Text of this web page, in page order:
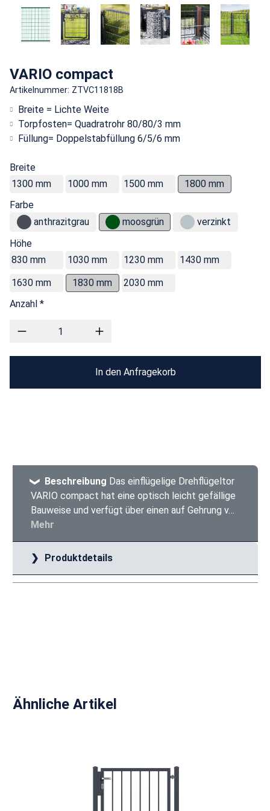
VARIO compact
Artikelnummer: ZTVC11818B
Breite = Lichte Weite
Torpfosten= Quadratrohr 80/80/3 mm
Füllung= Doppelstabfüllung 6/5/6 mm
Breite
1300 mm
1000 mm 1500 mm
1800 mm
Farbe
anthrazitgrau
moosgrün
verzinkt
Höhe
830 mm
1030 mm 1230 mm
1430 mm
1630 mm
1830 mm
2030 mm
Anzahl *
In den Anfragekorb
Beschreibung Das einflügelige Drehflügeltor
VARIO compact hat eine optisch leicht gefällige
Bauweise und verfügt über einen auf Gehrung v…
Mehr
Produktdetails
Produktgalerie überspringen
Ähnliche Artikel